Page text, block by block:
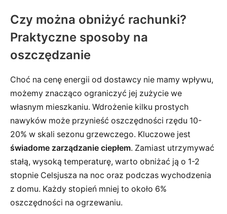
Czy można obniżyć rachunki?
Praktyczne sposoby na
oszczędzanie
Choć na cenę energii od dostawcy nie mamy wpływu,
możemy znacząco ograniczyć jej zużycie we
własnym mieszkaniu. Wdrożenie kilku prostych
nawyków może przynieść oszczędności rzędu 10-
20% w skali sezonu grzewczego. Kluczowe jest
świadome zarządzanie ciepłem. Zamiast utrzymywać
stałą, wysoką temperaturę, warto obniżać ją o 1-2
stopnie Celsjusza na noc oraz podczas wychodzenia
z domu. Każdy stopień mniej to około 6%
oszczędności na ogrzewaniu.